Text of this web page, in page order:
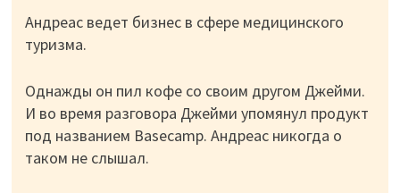
Андреас ведет бизнес в сфере медицинского
туризма.
Однажды он пил кофе со своим другом Джейми.
И во время разговора Джейми упомянул продукт
под названием Basecamp. Андреас никогда о
таком не слышал.